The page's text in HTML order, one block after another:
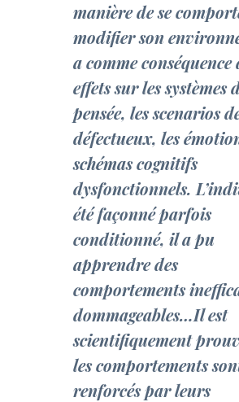
manière de se
modifier son
a comme conséquence
effets sur les systèmes
pensée, les scenarios
défectueux, les
schémas cognitifs
dysfonctionnels.
été façonné parfois
conditionné, il a pu
apprendre des
comportements
dommageables…Il est
scientifiquement
les comportements
renforcés par leurs